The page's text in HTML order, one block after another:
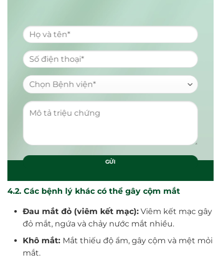
4.2. Các bệnh lý khác có thể gây cộm mắt
Đau mắt đỏ (viêm kết mạc):Viêm kết mạc gây
đỏ mắt, ngứa và chảy nước mắt nhiều.
Khô mắt: Mắt thiếu độ ẩm, gây cộm và mệt mỏi
mắt.